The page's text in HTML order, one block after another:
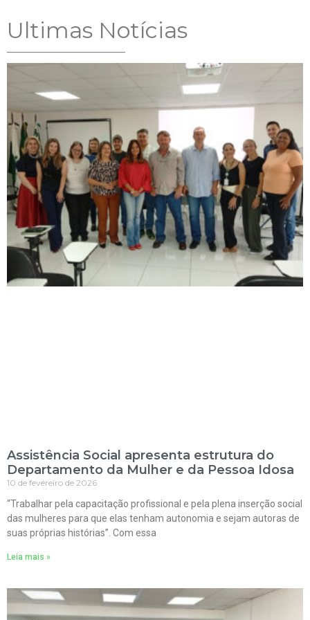
Ultimas Notícias
Assistência Social apresenta estrutura do
Departamento da Mulher e da Pessoa Idosa
10 de fevereiro de 2026
“Trabalhar pela capacitação profissional e pela plena inserção social
das mulheres para que elas tenham autonomia e sejam autoras de
suas próprias histórias”. Com essa
Leia mais »